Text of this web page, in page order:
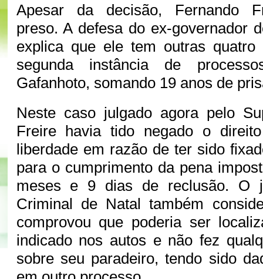
Apesar da decisão, Fernando
preso. A defesa do ex-governador
explica que ele tem outras quatro
segunda instância de
Gafanhoto, somando 19 anos de
Neste caso julgado agora pelo
Freire havia tido negado o
liberdade em razão de ter sido
para o cumprimento da pena
meses e 9 dias de reclusão. O
Criminal de Natal também
comprovou que poderia ser
indicado nos autos e não fez
sobre seu paradeiro, tendo sido